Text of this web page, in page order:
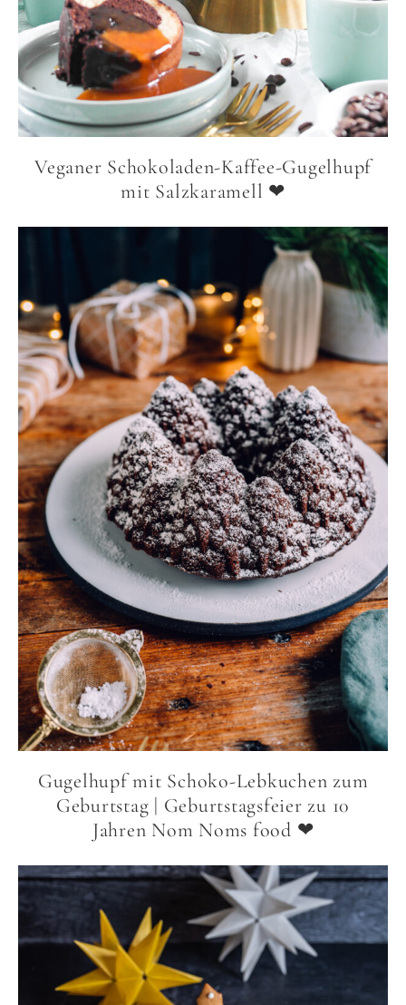
Veganer Schokoladen-Kaffee-Gugelhupf
mit Salzkaramell ❤
Gugelhupf mit Schoko-Lebkuchen zum
Geburtstag | Geburtstagsfeier zu 10
Jahren Nom Noms food ❤